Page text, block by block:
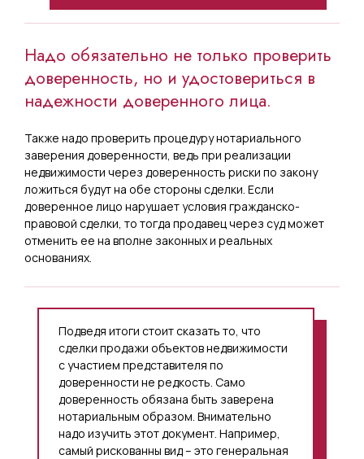
Надо обязательно не только проверить
доверенность, но и удостовериться в
надежности доверенного лица.
Также надо проверить процедуру нотариального
заверения доверенности, ведь при реализации
недвижимости через доверенность риски по закону
ложиться будут на обе стороны сделки. Если
доверенное лицо нарушает условия гражданско-
правовой сделки, то тогда продавец через суд может
отменить ее на вполне законных и реальных
основаниях.
Подведя итоги стоит сказать то, что
сделки продажи объектов недвижимости
с участием представителя по
доверенности не редкость. Само
доверенность обязана быть заверена
нотариальным образом. Внимательно
надо изучить этот документ. Например,
самый рискованны вид – это генеральная